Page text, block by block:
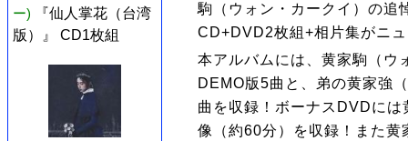
ー)
『仙人掌花（台湾
版）』 CD1枚組
駒（ウォン・カークイ）の追
CD+DVD2枚組+相片集がニ
本アルバムには、黄家駒（ウ
DEMO版5曲と、弟の黄家強
曲を収録！ボーナスDVDに
像（約60分）を収録！また